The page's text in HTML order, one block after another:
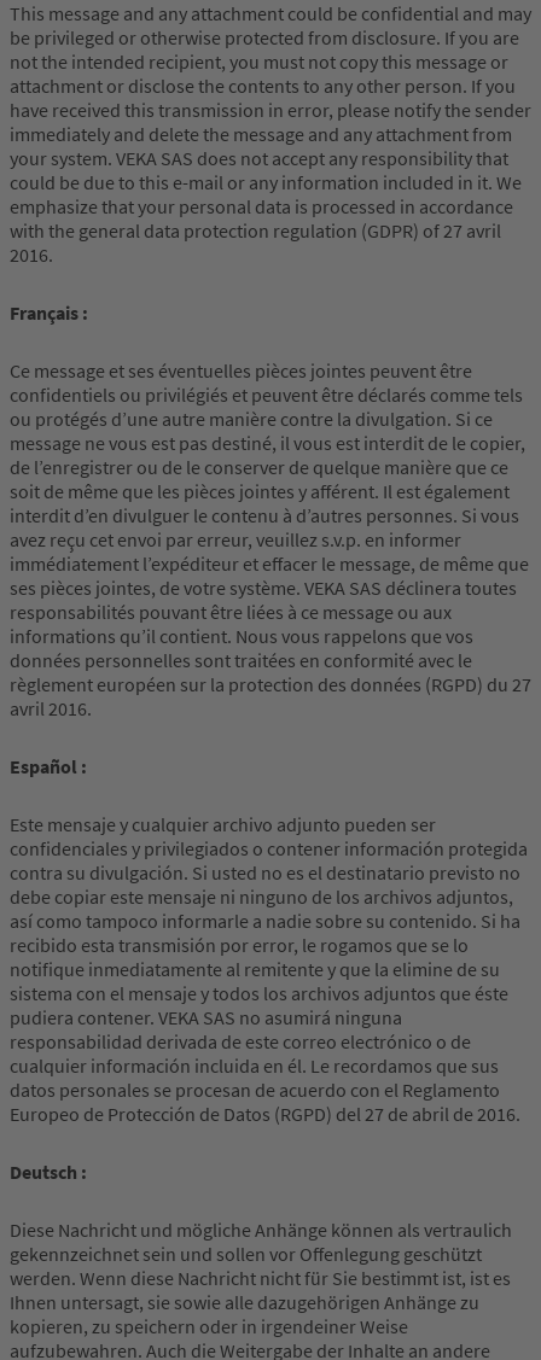
This message and any attachment could be confidential and may
be privileged or otherwise protected from disclosure. If you are
not the intended recipient, you must not copy this message or
attachment or disclose the contents to any other person. If you
have received this transmission in error, please notify the sender
immediately and delete the message and any attachment from
your system. VEKA SAS does not accept any responsibility that
could be due to this e-mail or any information included in it. We
emphasize that your personal data is processed in accordance
with the general data protection regulation (GDPR) of 27 avril
2016.
Français :
Ce message et ses éventuelles pièces jointes peuvent être
confidentiels ou privilégiés et peuvent être déclarés comme tels
ou protégés d’une autre manière contre la divulgation. Si ce
message ne vous est pas destiné, il vous est interdit de le copier,
de l’enregistrer ou de le conserver de quelque manière que ce
soit de même que les pièces jointes y afférent. Il est également
interdit d’en divulguer le contenu à d’autres personnes. Si vous
avez reçu cet envoi par erreur, veuillez s.v.p. en informer
immédiatement l’expéditeur et effacer le message, de même que
ses pièces jointes, de votre système. VEKA SAS déclinera toutes
responsabilités pouvant être liées à ce message ou aux
informations qu’il contient. Nous vous rappelons que vos
données personnelles sont traitées en conformité avec le
règlement européen sur la protection des données (RGPD) du 27
avril 2016.
Español :
Este mensaje y cualquier archivo adjunto pueden ser
confidenciales y privilegiados o contener información protegida
contra su divulgación. Si usted no es el destinatario previsto no
debe copiar este mensaje ni ninguno de los archivos adjuntos,
así como tampoco informarle a nadie sobre su contenido. Si ha
recibido esta transmisión por error, le rogamos que se lo
notifique inmediatamente al remitente y que la elimine de su
sistema con el mensaje y todos los archivos adjuntos que éste
pudiera contener. VEKA SAS no asumirá ninguna
responsabilidad derivada de este correo electrónico o de
cualquier información incluida en él. Le recordamos que sus
datos personales se procesan de acuerdo con el Reglamento
Europeo de Protección de Datos (RGPD) del 27 de abril de 2016.
Deutsch :
Diese Nachricht und mögliche Anhänge können als vertraulich
gekennzeichnet sein und sollen vor Offenlegung geschützt
werden. Wenn diese Nachricht nicht für Sie bestimmt ist, ist es
Ihnen untersagt, sie sowie alle dazugehörigen Anhänge zu
kopieren, zu speichern oder in irgendeiner Weise
aufzubewahren. Auch die Weitergabe der Inhalte an andere